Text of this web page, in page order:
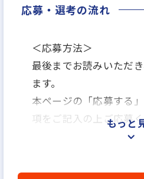
応募・選考の流れ
＜応募方法＞
最後までお読みいただ
ます。
本ページの「応募する
項をご記入の上ご応募く
「応募する」ボタンよ
もっと